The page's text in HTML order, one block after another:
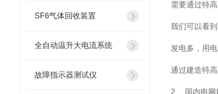
SF6气体回收装置
全自动温升大电流系统
故障指示器测试仪
需要通过特
我们可以看
发电多，用
通过建造特
2、 国内电